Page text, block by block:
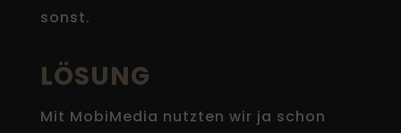
sonst.
LÖSUNG
Mit MobiMedia nutzten wir ja schon